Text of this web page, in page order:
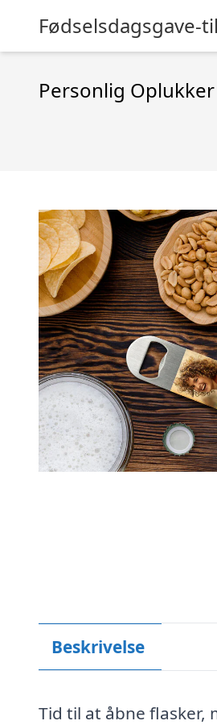
Fødselsdagsgave-
Personlig
Beskrivelse
Tid til at åbne flasker,